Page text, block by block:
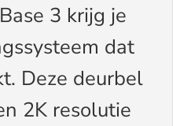
3 krijg je
dat
Deze deurbel
2K resolutie